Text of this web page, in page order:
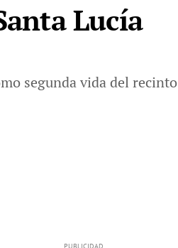
Lucía
segunda vida del recinto